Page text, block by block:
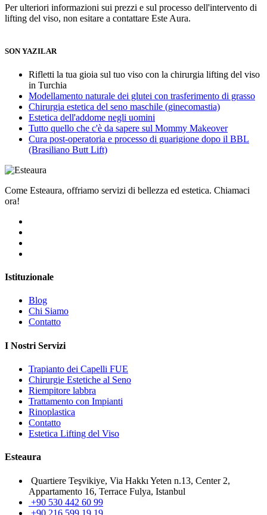
Per ulteriori informazioni sui prezzi e sul processo dell'intervento di
lifting del viso, non esitare a contattare Este Aura.
SON YAZILAR
Rifletti la tua gioia sul tuo viso con la chirurgia lifting del viso
in Turchia
Modellamento naturale dei glutei con trasferimento di grasso
Chirurgia estetica del seno maschile (ginecomastia)
Estetica dell'addome negli uomini
Tutto quello che c'è da sapere sul Mommy Makeover
Cura post-operatoria e processo di guarigione dopo il BBL
(Brasiliano Butt Lift)
Come Esteaura, offriamo servizi di bellezza ed estetica. Chiamaci
ora!
Istituzionale
Blog
Chi Siamo
Contatto
I Nostri Servizi
Trapianto dei Capelli FUE
Chirurgie Estetiche al Seno
Riempitore labbra
Trattamento con Impianti
Rinoplastica
Contatto
Estetica Lifting del Viso
Esteaura
Quartiere Teşvikiye, Via Hakkı Yeten n.13, Center 2,
Appartamento 16, Terrace Fulya, Istanbul
+90 530 442 60 99
+90 216 599 19 19